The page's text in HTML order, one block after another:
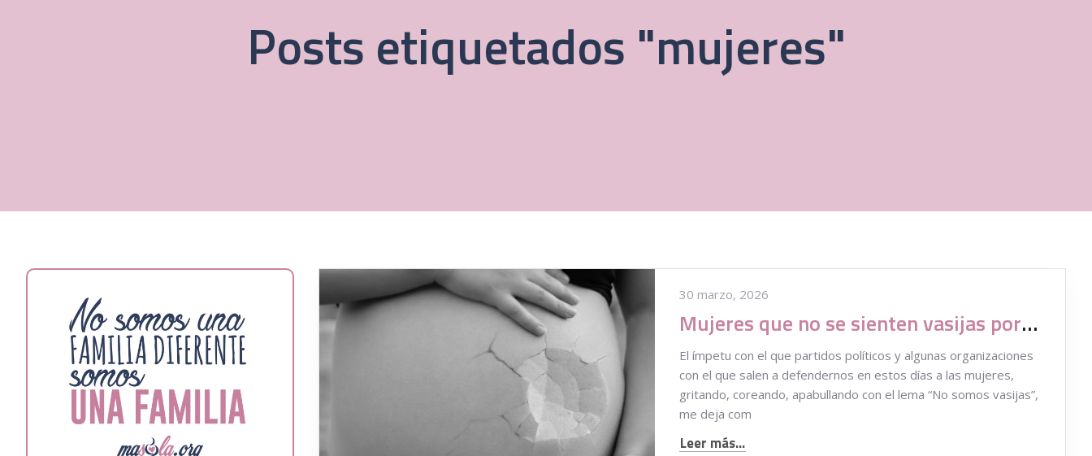
Posts etiquetados "mujeres"
30 marzo, 2026
Mujeres que no se sienten vasijas por gestar, sino por lo que viene después de gestar
El ímpetu con el que partidos políticos y algunas organizaciones
con el que salen a defendernos en estos días a las mujeres,
gritando, coreando, apabullando con el lema “No somos vasijas”,
me deja com
Leer más...